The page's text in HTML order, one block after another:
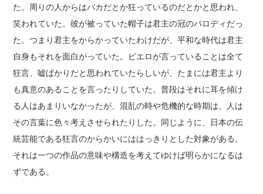
た。周りの人からはバカだとか狂っているのだとかと思われ、
笑われていた。彼が被っていた帽子は君主の冠のパロディだっ
た。つまり君主をからかっていたわけだが、平和な時代は君主
自身もそれを面白がっていた。ピエロが言っていることは全て
狂言、嘘ばかりだと思われていたらしいが、たまには君主より
も真意のあることを言ったりしていた。普段はそれに耳を傾け
る人はあまりいなかったが、混乱の時や危機的な時期は、人は
その言葉に色々考えさせられたりした。同じように、日本の伝
統芸能である狂言のからかいにははっきりとした対象がある。
それは一つの作品の意味や構造を考えてゆけば明らかになるは
ずである。